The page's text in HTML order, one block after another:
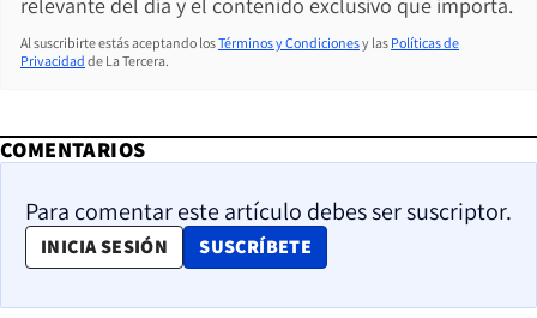
relevante del día y el contenido exclusivo que importa.
Al suscribirte estás aceptando losTérminos y Condicionesy las Políticas de
Privacidad de La Tercera.
COMENTARIOS
Para comentar este artículo debes ser suscriptor.
INICIA SESIÓN SUSCRÍBETE
OPENS IN NEW WINDOW